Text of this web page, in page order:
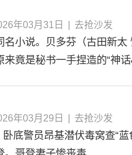
年03月31日 去抢沙发
名小说。贝多芬（古田新太
来竟是秘书一手捏造的“神
年03月29日 去抢沙发
底警员昂基潜伏毒窝查“